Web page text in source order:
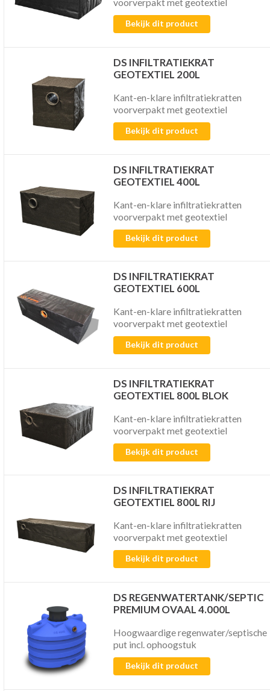
voorverpakt met geotextiel
Bekijk dit product
DS INFILTRATIEKRAT
GEOTEXTIEL 200L
Kant-en-klare infiltratiekratten
voorverpakt met geotextiel
Bekijk dit product
DS INFILTRATIEKRAT
GEOTEXTIEL 400L
Kant-en-klare infiltratiekratten
voorverpakt met geotextiel
Bekijk dit product
DS INFILTRATIEKRAT
GEOTEXTIEL 600L
Kant-en-klare infiltratiekratten
voorverpakt met geotextiel
Bekijk dit product
DS INFILTRATIEKRAT
GEOTEXTIEL 800L BLOK
Kant-en-klare infiltratiekratten
voorverpakt met geotextiel
Bekijk dit product
DS INFILTRATIEKRAT
GEOTEXTIEL 800L RIJ
Kant-en-klare infiltratiekratten
voorverpakt met geotextiel
Bekijk dit product
DS REGENWATERTANK/SEPTIC
PREMIUM OVAAL 4.000L
Hoogwaardige regenwater/septische
put incl. ophoogstuk
Bekijk dit product